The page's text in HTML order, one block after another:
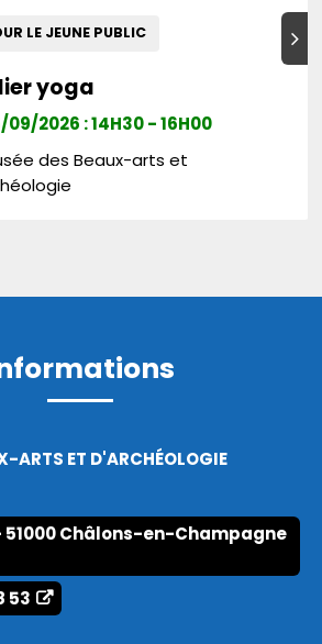
LE JEUNE PUBLIC
yoga
09/2026 : 14H30 - 16H00
des Beaux-arts et
ARTS ET D'ARCHÉOLOGIE
Châlons-en-Champagne
53